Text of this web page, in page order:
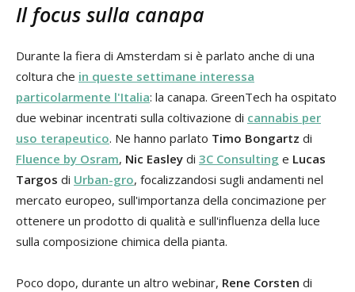
Il focus sulla canapa
Durante la fiera di Amsterdam si è parlato anche di una
coltura che in queste settimane interessa
particolarmente l'Italia: la canapa. GreenTech ha ospitato
due webinar incentrati sulla coltivazione di cannabis per
uso terapeutico. Ne hanno parlato Timo Bongartz di
Fluence by Osram, Nic Easley di 3C Consulting e Lucas
Targos di Urban-gro, focalizzandosi sugli andamenti nel
mercato europeo, sull'importanza della concimazione per
ottenere un prodotto di qualità e sull'influenza della luce
sulla composizione chimica della pianta.
Poco dopo, durante un altro webinar, Rene Corsten di